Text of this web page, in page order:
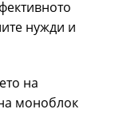
нужди и
на
моноблок